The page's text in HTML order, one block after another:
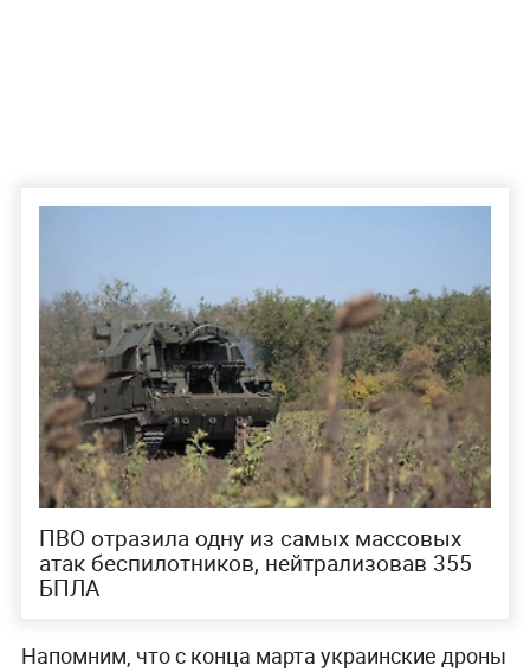
ПВО отразила одну из самых массовых
атак беспилотников, нейтрализовав 355
БПЛА
Напомним, что с конца марта украинские дроны